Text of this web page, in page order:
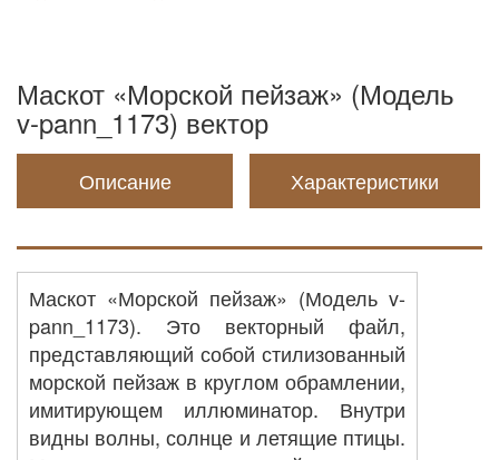
Маскот «Морской пейзаж» (Модель
v-pann_1173) вектор
Описание Характеристики
Маскот «Морской пейзаж» (Модель v-
pann_1173). Это векторный файл,
представляющий собой стилизованный
морской пейзаж в круглом обрамлении,
имитирующем иллюминатор. Внутри
видны волны, солнце и летящие птицы.